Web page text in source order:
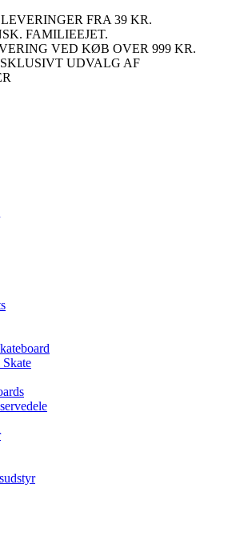
FRA 39 KR.
FAMILIEEJET.
VED KØB OVER 999 KR.
UDVALG AF